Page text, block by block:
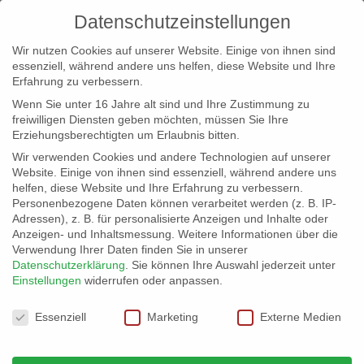
info@erfolgreich-events.de
+4940 46 777 230
Datenschutzeinstellungen
Wir nutzen Cookies auf unserer Website. Einige von ihnen sind
essenziell, während andere uns helfen, diese Website und Ihre
Erfahrung zu verbessern.
Wenn Sie unter 16 Jahre alt sind und Ihre Zustimmung zu
freiwilligen Diensten geben möchten, müssen Sie Ihre
Erziehungsberechtigten um Erlaubnis bitten.
Wir verwenden Cookies und andere Technologien auf unserer
Website. Einige von ihnen sind essenziell, während andere uns
helfen, diese Website und Ihre Erfahrung zu verbessern.
Personenbezogene Daten können verarbeitet werden (z. B. IP-
Adressen), z. B. für personalisierte Anzeigen und Inhalte oder
Anzeigen- und Inhaltsmessung. Weitere Informationen über die
Verwendung Ihrer Daten finden Sie in unserer
Datenschutzerklärung
Sie können Ihre Auswahl jederzeit unter
Einstellungen widerrufen oder anpassen.
Datenschutzeinstellungen
Essenziell Marketing Externe Medien